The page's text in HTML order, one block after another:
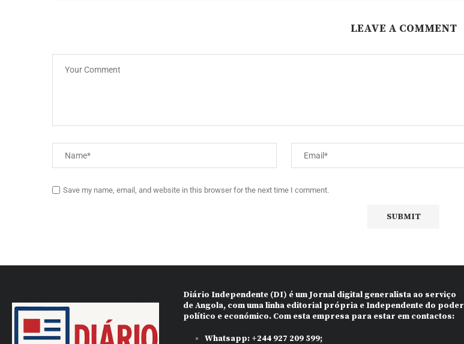
LEAVE A COMMENT
Save my name, email, and website in this browser for the next time I comment.
Diário Independente (DI) é um Jornal digital generalista ao serviço
de Angola, com uma linha editorial própria e Independente do poder
político e económico. Com esta empresa para estar em contactos:
Whatsapp:+244 927 209 599;